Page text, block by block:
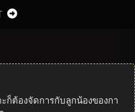
ก็ต้องจัดการกับลูกน้องของกา